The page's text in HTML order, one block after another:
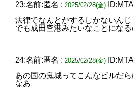
23:名前:匿名 : 2025/02/28(金)
法律でなんとかするしかないん
でも成田空港みたいなことになる
24:名前:匿名 : 2025/02/28(金)
あの国の鬼城ってこんなビルだ
なあ